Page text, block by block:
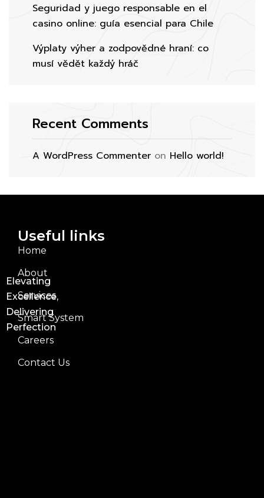
Seguridad y juego responsable en el
casino online: guía esencial para Chile
Výplaty výher a zodpovědné hraní: co
musí vědět každý hráč
Recent Comments
A WordPress Commenter on Hello world!
Elevating
Excellence,
Delivering
Perfection
Useful links
Home
About
Services
Smart System
Careers
Contact Us